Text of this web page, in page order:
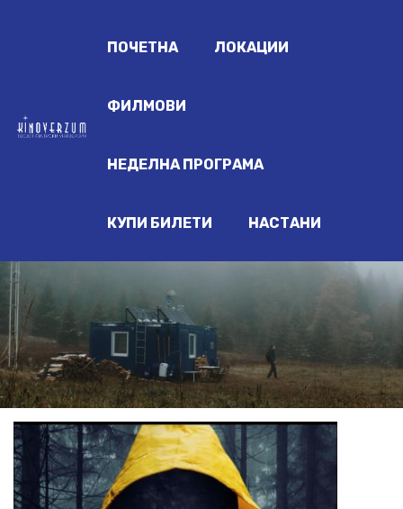
ПОЧЕТНА ЛОКАЦИИ
ФИЛМОВИ
НЕДЕЛНА ПРОГРАМА
КУПИ БИЛЕТИ НАСТАНИ